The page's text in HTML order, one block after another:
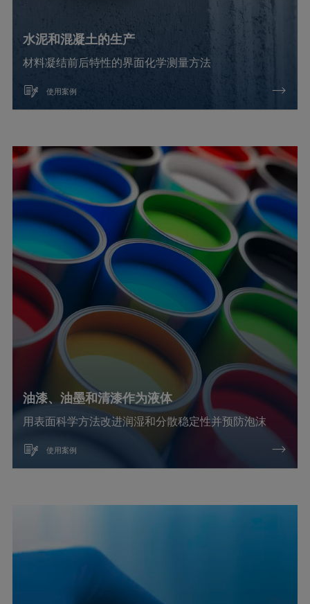
水泥和混凝土的生产
材料凝结前后特性的界面化学测量方法
使用案例
油漆、油墨和清漆作为液体
用表面科学方法改进润湿和分散稳定性并预防泡沫
使用案例